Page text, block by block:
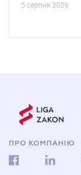
5 серпня 2026
ПРО КОМПАНІЮ